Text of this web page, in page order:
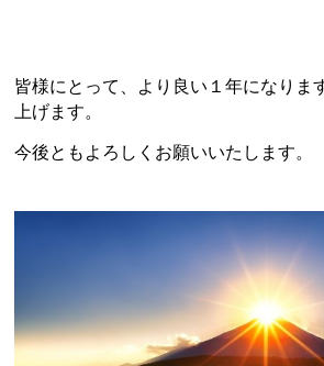
皆様にとって、より良い１年になりま
上げます。
今後ともよろしくお願いいたします。